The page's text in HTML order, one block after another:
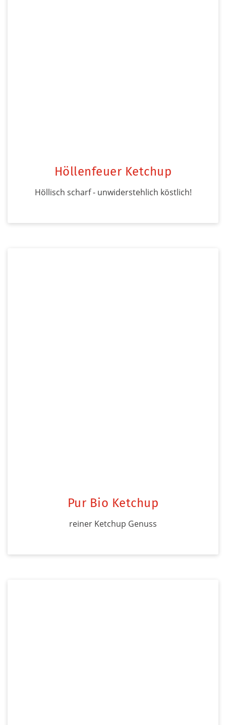
Höllenfeuer Ketchup
Höllisch scharf - unwiderstehlich köstlich!
Pur Bio Ketchup
reiner Ketchup Genuss